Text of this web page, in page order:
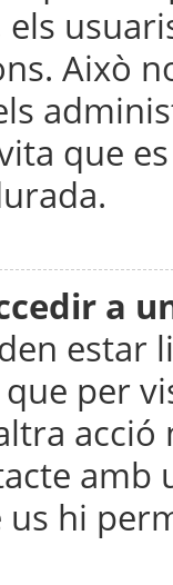
els
Això
que
a
estar
per
acció
hi